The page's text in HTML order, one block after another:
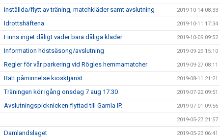
Inställda/flytt av träning, matchkläder samt avslutning 2019-10-14 08:33
Idrottshäftena 2019-10-11 17:34
Finns inget dåligt väder bara dåliga kläder 2019-10-09 09:52
Information höstsäsong/avslutning 2019-09-29 15:10
Regler för vår parkering vid Rögles hemmamatcher 2019-09-27 08:11
Rätt påminnelse kiosktjänst 2019-08-11 21:21
Träningen kör igång onsdag 7 aug 17.30 2019-07-22 09:51
Avslutningspicknicken flyttad till Gamla IP. 2019-07-01 09:56
2019-05-27 21:57
Damlandslaget 2019-05-23 06:41